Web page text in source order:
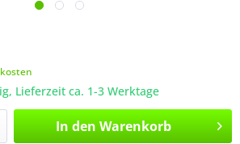
Lieferzeit ca. 1-3 Werktage
In den Warenkorb